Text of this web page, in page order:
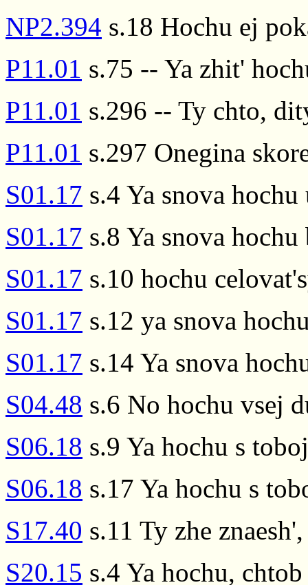
NP2.394 s.18 Hochu ej
P11.01 s.75 -- Ya zhit'
P11.01 s.296 -- Ty chto,
P11.01 s.297 Onegina
S01.17 s.4 Ya snova
S01.17 s.8 Ya snova
S01.17 s.10 hochu
S01.17 s.12 ya snova
S01.17 s.14 Ya snova
S04.48 s.6 No hochu vsej
S06.18 s.9 Ya hochu s
S06.18 s.17 Ya hochu s
S17.40 s.11 Ty zhe
S20.15 s.4 Ya hochu,